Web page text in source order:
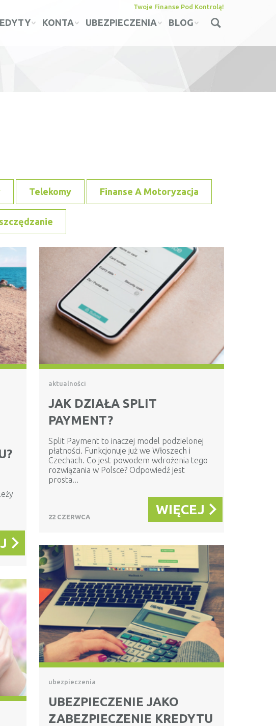
Twoje Finanse Pod Kontrolą!
KONTA UBEZPIECZENIA BLOG
Telekomy Finanse A Motoryzacja
aktualności
JAK DZIAŁA SPLIT
PAYMENT?
Split Payment to inaczej model podzielonej
płatności. Funkcjonuje już we Włoszech i
Czechach. Co jest powodem wdrożenia tego
rozwiązania w Polsce? Odpowiedź jest
prosta...
22 CZERWCA WIĘCEJ
ubezpieczenia
UBEZPIECZENIE JAKO
ZABEZPIECZENIE KREDYTU